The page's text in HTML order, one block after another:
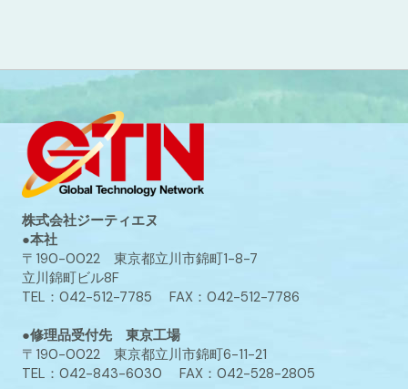
株式会社ジーティエヌ
●本社
〒190-0022 東京都立川市錦町1-8-7
立川錦町ビル8F
TEL：042-512-7785 FAX：042-512-7786
●修理品受付先 東京工場
〒190-0022 東京都立川市錦町6-11-21
TEL：042-843-6030 FAX：042-528-2805